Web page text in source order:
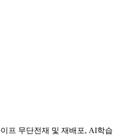
프 무단전재 및 재배포, AI학습